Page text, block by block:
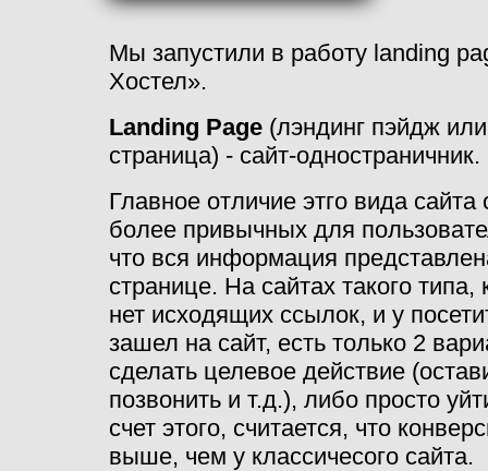
Мы запустили в работу landing
Хостел».
Landing Page (лэндинг пэйдж
страница) - сайт-одностраничник.
Главное отличие этго вида сайта
более привычных для
что вся информация
странице. На сайтах такого типа,
нет исходящих ссылок, и у
зашел на сайт, есть только 2
сделать целевое действие
позвонить и т.д.), либо просто
счет этого, считается, что
выше, чем у классичесого сайта.